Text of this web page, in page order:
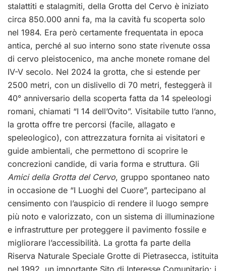
stalattiti e stalagmiti, della Grotta del Cervo è iniziato
circa 850.000 anni fa, ma la cavità fu scoperta solo
nel 1984. Era però certamente frequentata in epoca
antica, perché al suo interno sono state rivenute ossa
di cervo pleistocenico, ma anche monete romane del
IV-V secolo. Nel 2024 la grotta, che si estende per
2500 metri, con un dislivello di 70 metri, festeggerà il
40° anniversario della scoperta fatta da 14 speleologi
romani, chiamati “I 14 dell’Ovito”. Visitabile tutto l’anno,
la grotta offre tre percorsi (facile, allagato e
speleologico), con attrezzatura fornita ai visitatori e
guide ambientali, che permettono di scoprire le
concrezioni candide, di varia forma e struttura. Gli
Amici della Grotta del Cervo, gruppo spontaneo nato
in occasione de “I Luoghi del Cuore”, partecipano al
censimento con l’auspicio di rendere il luogo sempre
più noto e valorizzato, con un sistema di illuminazione
e infrastrutture per proteggere il pavimento fossile e
migliorare l’accessibilità. La grotta fa parte della
Riserva Naturale Speciale Grotte di Pietrasecca, istituita
nel 1992, un importante Sito di Interesse Comunitario: i